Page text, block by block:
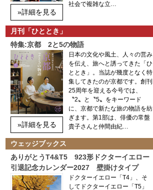
»詳細を見る
社会で複雑な立…
月刊「ひととき」
特集:京都 2と5の物語
»詳細を見る
日本の文化や風土、人々の営み
を伝え、旅へと誘ってきた「ひ
ととき」。当誌が幾度となく特
集してきたのが京都です。創刊
25周年を迎える今号では、
〝2〟と〝5〟をキーワード
に、京都で新たな旅の物語を紡
ぎます。第1部は、俳優の常盤
貴子さんと仲間由紀…
ウェッジブックス
ありがとうT4&T5 923形ドクターイエロー
引退記念カレンダー2027 壁掛けタイプ
ドクターイエロー「T4」、そ
してドクターイエロー「T5」